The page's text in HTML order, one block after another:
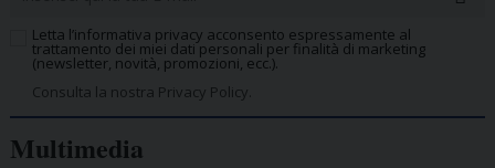
Letta l’informativa privacy acconsento espressamente al
trattamento dei miei dati personali per finalità di marketing
(newsletter, novità, promozioni, ecc.).
Consulta la nostra Privacy Policy.
Multimedia